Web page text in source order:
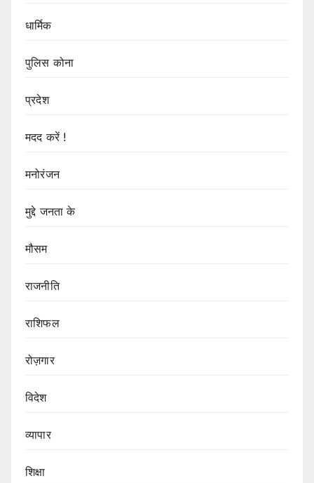
धार्मिक
पुलिस कोना
प्रदेश
मदद करें !
मनोरंजन
मुद्दे जनता के
मौसम
राजनीति
राशिफल
रोज़गार
विदेश
व्यापार
शिक्षा